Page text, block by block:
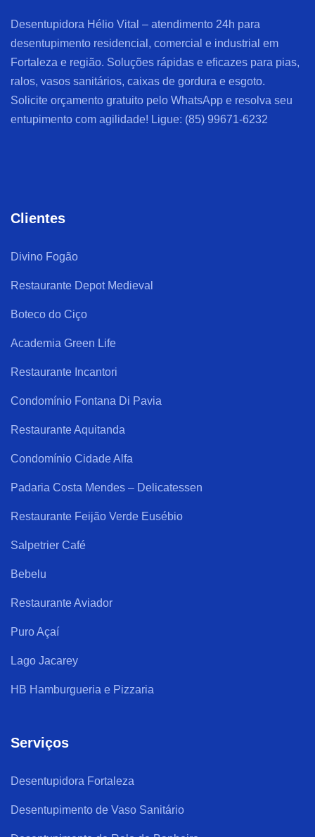
Desentupidora Hélio Vital – atendimento 24h para
desentupimento residencial, comercial e industrial em
Fortaleza e região. Soluções rápidas e eficazes para pias,
ralos, vasos sanitários, caixas de gordura e esgoto.
Solicite orçamento gratuito pelo WhatsApp e resolva seu
entupimento com agilidade! Ligue: (85) 99671-6232
Clientes
Divino Fogão
Restaurante Depot Medieval
Boteco do Ciço
Academia Green Life
Restaurante Incantori
Condomínio Fontana Di Pavia
Restaurante Aquitanda
Condomínio Cidade Alfa
Padaria Costa Mendes – Delicatessen
Restaurante Feijão Verde Eusébio
Salpetrier Café
Bebelu
Restaurante Aviador
Puro Açaí
Lago Jacarey
HB Hamburgueria e Pizzaria
Serviços
Desentupidora Fortaleza
Desentupimento de Vaso Sanitário